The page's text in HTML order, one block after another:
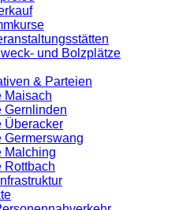
und Bolzplätze
& Parteien
Maisach
Gernlinden
Überacker
Germerswang
Malching
Rottbach